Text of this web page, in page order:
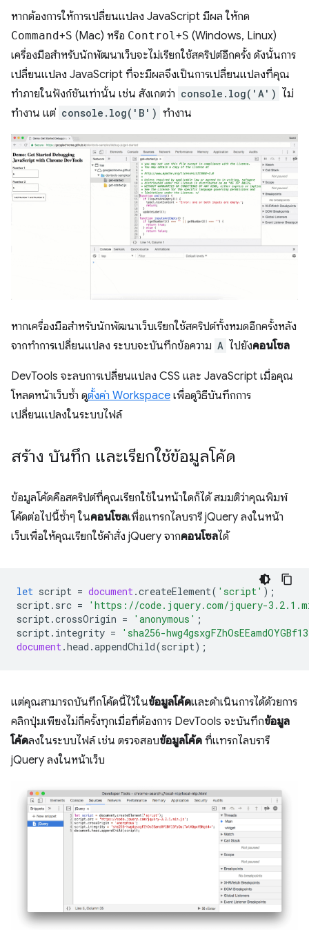
หากต้องการให้การเปลี่ยนแปลง JavaScript มีผล ให้กด
Command+S (Mac) หรือ Control+S (Windows, Linux)
เครื่องมือสำหรับนักพัฒนาเว็บจะไม่เรียกใช้สคริปต์อีกครั้ง ดังนั้นการ
เปลี่ยนแปลง JavaScript ที่จะมีผลจึงเป็นการเปลี่ยนแปลงที่คุณ
ทำภายในฟังก์ชันเท่านั้น เช่น สังเกตว่า console.log('A') ไม่
ทำงาน แต่ console.log('B') ทำงาน
หากเครื่องมือสำหรับนักพัฒนาเว็บเรียกใช้สคริปต์ทั้งหมดอีกครั้งหลัง
จากทำการเปลี่ยนแปลง ระบบจะบันทึกข้อความ A ไปยังคอนโซล
DevTools จะลบการเปลี่ยนแปลง CSS และ JavaScript เมื่อคุณ
โหลดหน้าเว็บซ้ำ ดูตั้งค่า Workspace เพื่อดูวิธีบันทึกการ
เปลี่ยนแปลงในระบบไฟล์
สร้าง บันทึก และเรียกใช้ข้อมูลโค้ด
ข้อมูลโค้ดคือสคริปต์ที่คุณเรียกใช้ในหน้าใดก็ได้ สมมติว่าคุณพิมพ์
โค้ดต่อไปนี้ซ้ำๆ ในคอนโซลเพื่อแทรกไลบรารี jQuery ลงในหน้า
เว็บเพื่อให้คุณเรียกใช้คำสั่ง jQuery จากคอนโซลได้
let script = document.createElement( 'script' );
script. src =
'https://code.jquery.com/jquery-
script.crossOrigin = 'anonymous' ;
script. integrity =
'sha256-
document.head .appendChild(script);
แต่คุณสามารถบันทึกโค้ดนี้ไว้ในข้อมูลโค้ดและดำเนินการได้ด้วยการ
คลิกปุ่มเพียงไม่กี่ครั้งทุกเมื่อที่ต้องการ DevTools จะบันทึกข้อมูล
โค้ดลงในระบบไฟล์ เช่น ตรวจสอบข้อมูลโค้ด ที่แทรกไลบรารี
jQuery ลงในหน้าเว็บ